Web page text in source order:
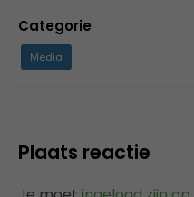
Categorie
Media
Plaats reactie